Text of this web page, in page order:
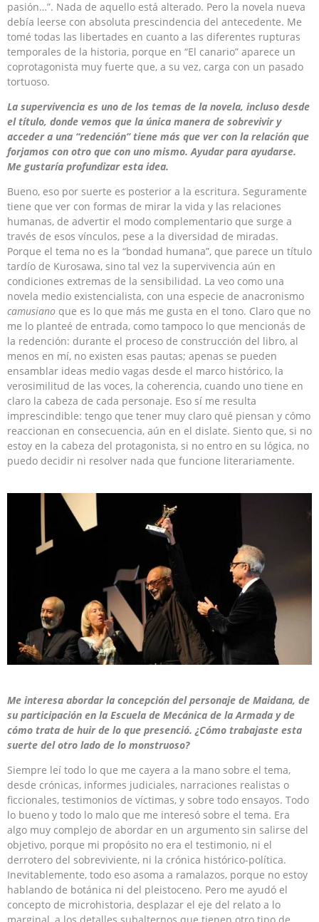
pasión…”. Nada de aquello está alterado. Pero la novela nueva
debía leerse con absoluta prescindencia del antecedente. Me
tomé todas las libertades en cuanto a las diferentes rupturas
temporales de la historia, porque en “El canario” aparece un
coprotagonista muy fuerte que, a su vez, carga con un pasado
tortuoso.
La supervivencia es uno de los temas de la novela, incluso desde
el título, donde vemos que la única manera de sobrevivir y
acceder a una “redención” tiene más que ver con la relación que
forjamos con otro que con uno mismo. Ayudar para ayudarse.
Me gustaría profundizar esta idea.
Bueno, eso por suerte es posterior a la escritura. Seguramente
tiene que ver con formas de mirar la vida y las relaciones
humanas, de advertir el modo complementario que surge a
través de esos vínculos, pese a la diversidad de miradas.
Porque el tema no es la “bondad humana”, que parece un título
tardío de Kurosawa, sino tal vez la supervivencia aún en
condiciones extremas de la sensibilidad. La veo como una
novela medio existencialista, con una especie de anacronismo
camusiano que es lo que más me gusta en el tono. Claro que no
me lo planteé de entrada, como tampoco lo que mencionás de
la redención: durante el proceso de construcción del libro, al
menos en mí, no existen esas pautas; apenas se pueden
ensamblar ideas medio vagas desde el marco histórico, la
verosimilitud de las voces, la coherencia, cuando uno tiene en
claro la cabeza de cada personaje. Eso sí me resulta
imprescindible: tengo que tener muy claro qué piensan y cómo
reaccionan en consecuencia, aún en el dislate. Siento que, si no
estoy en la cabeza del protagonista, si no entro en su lógica, no
puedo decidir ni resolver nada que funcione literariamente.
Me interesa abordar la concepción del personaje de Maidana, de
su participación en la Escuela de Mecánica de la Armada y de
cómo trata de huir de lo que presenció. ¿Cómo trabajaste esta
suerte del otro lado de lo monstruoso?
Siempre leí todo lo que me cayera a la mano sobre el tema,
desde crónicas, informes judiciales, narraciones realistas o
ficcionales, testimonios de víctimas, y sobre todo ensayos. Todo
lo bueno y todo lo malo que me interesó sobre el tema. Era
algo muy complejo de abordar en un argumento sin salirse del
objetivo, porque mi propósito no era el testimonio, ni el
derrotero del sobreviviente, ni la crónica histórico-política.
Inevitablemente, todo eso asoma a ramalazos, porque no estoy
hablando de botánica ni del pleistoceno. Pero me ayudó el
concepto de microhistoria, desplazar el eje del relato a lo